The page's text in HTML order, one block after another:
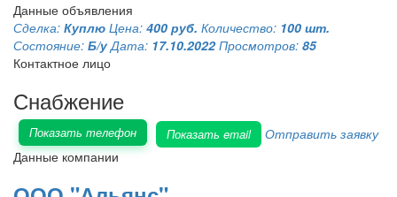
Данные объявления
Сделка: Куплю Цена: 400 руб. Количество: 100 шт.
Состояние: Б/у Дата: 17.10.2022 Просмотров: 85
Контактное лицо
Снабжение
Показать телефон Показать email
Отправить заявку
Данные компании